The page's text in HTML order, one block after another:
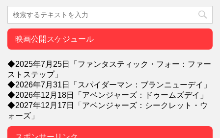
映画公開スケジュール
◆2025年7月25日「ファンタスティック・フォー：ファー
ストステップ」
◆2026年7月31日「スパイダーマン：ブランニューデイ」
◆2026年12月18日「アベンジャーズ：ドゥームズデイ」
◆2027年12月17日「アベンジャーズ：シークレット・ウ
ォーズ」